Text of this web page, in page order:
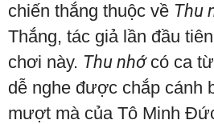
chiến thắng thuộc về Thu
Thắng, tác giả lần đầu
chơi này. Thu nhớcó ca từ
dễ nghe được chắp cánh
mượt mà của Tô Minh